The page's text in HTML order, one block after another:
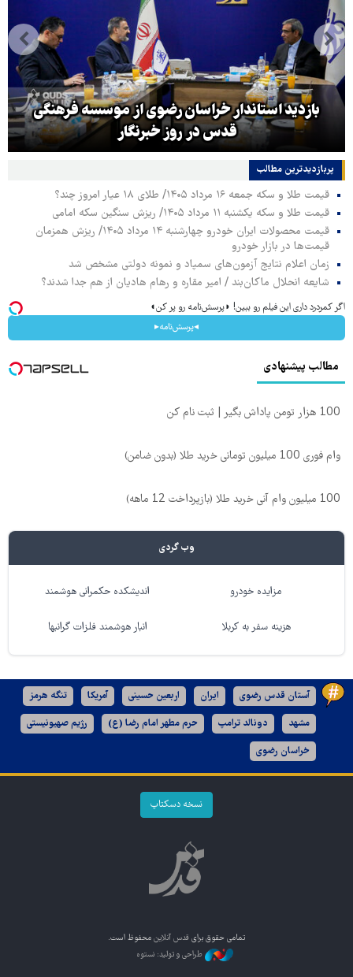
بازدید استاندار خراسان رضوی از موسسه فرهنگی
قدس در روز خبرنگار
پربازدیدترین‌ مطالب
قیمت طلا و سکه جمعه ۱۶ مرداد ۱۴۰۵/ طلای ۱۸ عیار امروز چند؟
قیمت طلا و سکه یکشنبه ۱۱ مرداد ۱۴۰۵/ ریزش سنگین سکه امامی
قیمت محصولات ایران خودرو چهارشنبه ۱۴ مرداد ۱۴۰۵/ ریزش همزمان
قیمت‌ها در بازار خودرو
زمان اعلام نتایج آزمون‌های سمپاد و نمونه دولتی مشخص شد
شایعه انحلال ماکان‌بند / امیر مقاره و رهام هادیان از هم جدا شدند؟
اگر کمردرد داری این فیلم رو ببین! ◗پرسش‌نامه رو پر کن◖
◂پرسش‌نامه▸
مطالب پیشنهادی
100 هزار تومن پاداش بگیر | ثبت نام کن
وام فوری 100 میلیون تومانی خرید طلا (بدون ضامن)
100 میلیون وام آنی خرید طلا (بازپرداخت 12 ماهه)
وب گردی
مزایده خودرو اندیشکده حکمرانی هوشمند
هزینه سفر به کربلا انبار هوشمند فلزات گرانبها
آستان قدس رضوی ایران اربعین حسینی آمریکا تنگه هرمز
مشهد دونالد ترامپ حرم مطهر امام رضا (ع) رژیم صهیونیستی
خراسان رضوی
نسخه دسکتاپ
تمامی حقوق برای قدس آنلاین محفوظ است.
طراحی و تولید: نستوه